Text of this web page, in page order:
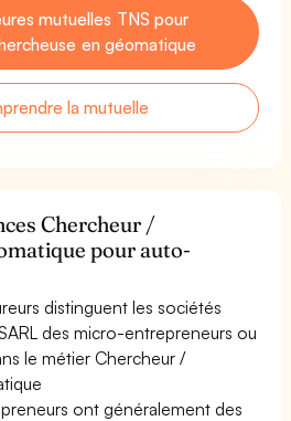
mutuelles TNS pour
en géomatique
la mutuelle
Chercheur /
pour auto-
distinguent les sociétés
des micro-entrepreneurs ou
le métier Chercheur /
ont généralement des